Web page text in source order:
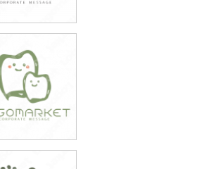
49,800円
(税込54,780円)